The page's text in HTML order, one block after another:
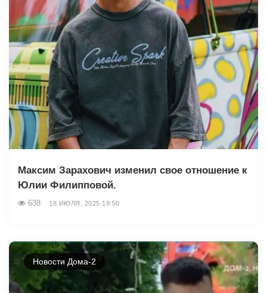
Максим Зарахович изменил свое отношение к
Юлии Филипповой.
638 18 ИЮЛЯ, 2025 19:50
Новости Дома-2